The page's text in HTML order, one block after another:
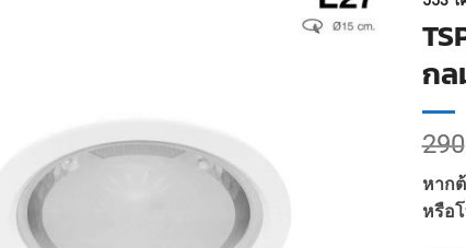
กล
290
หาก
หรือ